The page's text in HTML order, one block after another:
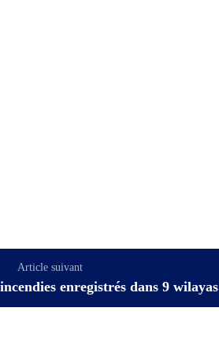
Article suivant
enregistrés dans 9 wilayas